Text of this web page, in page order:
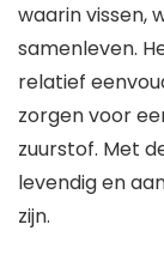
waarin vissen,
samenleven.
relatief
zorgen voor
zuurstof. Met
levendig en
zijn.